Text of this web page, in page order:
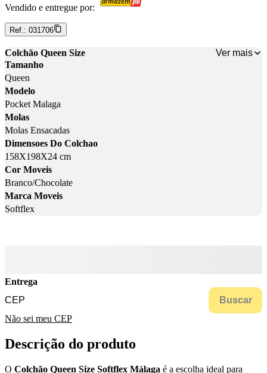
Vendido e entregue por:
Ref.: 031706
Colchão Queen Size
Ver mais
Tamanho
Queen
Modelo
Pocket Malaga
Molas
Molas Ensacadas
Dimensoes Do Colchao
158X198X24 cm
Cor Moveis
Branco/Chocolate
Marca Moveis
Softflex
Entrega
Buscar
Não sei meu CEP
Descrição do produto
O Colchão Queen Size Softflex Málaga é a escolha ideal para